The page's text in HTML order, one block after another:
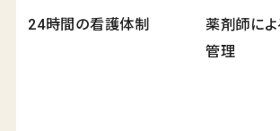
24時間の看護体制
薬剤師に
管理